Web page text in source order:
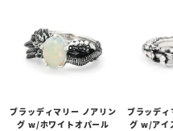
ブラッディマリー ノアリン
グ w/ホワイトオパール
ブラッディ
グ w/アイ